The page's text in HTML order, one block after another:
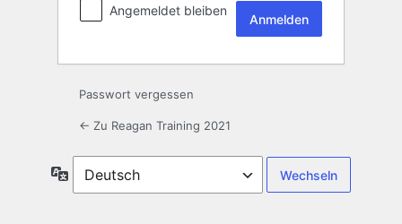
Angemeldet bleiben
Passwort vergessen
← Zu Reagan Training 2021
Sprache